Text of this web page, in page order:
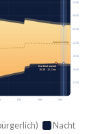
Okt Nov Dez
Sonnenmittag
03:00
06:00
09:00
12:00
15:00
18:00
21:00
Earliest sunset
16:38 · 10. Dez
Nacht